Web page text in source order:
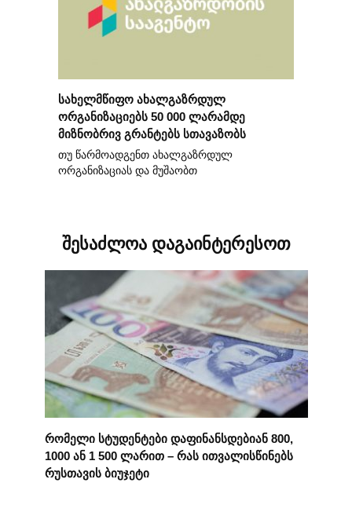
სახელმწიფო ახალგაზრდულ
ორგანიზაციებს 50 000 ლარამდე
მიზნობრივ გრანტებს სთავაზობს
თუ წარმოადგენთ ახალგაზრდულ
ორგანიზაციას და მუშაობთ
შესაძლოა დაგაინტერესოთ
რომელი სტუდენტები დაფინანსდებიან 800,
1000 ან 1 500 ლარით – რას ითვალისწინებს
რუსთავის ბიუჯეტი